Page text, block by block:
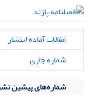
مقالات آماده انتشار
شماره جاری
شماره‌های پیشین